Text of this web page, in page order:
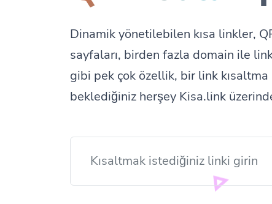
Dinamik yönetilebilen kısa linkler,
sayfaları, birden fazla domain ile
gibi pek çok özellik, bir link
beklediğiniz herşey Kisa.link